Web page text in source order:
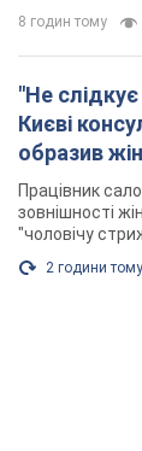
8 годин тому
"Не
Києві
образив
Працівник
зовнішності
"чоловічу
2 години тому